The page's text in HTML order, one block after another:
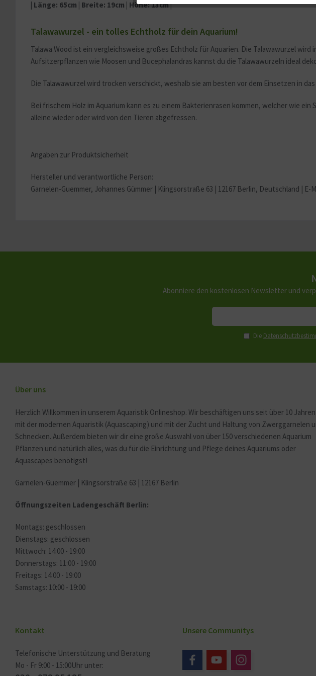
| Länge: 65cm | Breite: 19cm | Höhe: 13cm |
Talawawurzel - ein tolles Echtholz für dein Aquarium!
Talawa Wood ist ein vergleichsweise großes Echtholz für Aquarien. Die Talawawurzel
Aufsitzerpflanzen wie Moosen und Bucephalandras kannst du die Talawawurzeln ideal
Die Talawawurzel wird trocken verschickt, weshalb sie am besten vor dem Einsetzen in
Bei frischem Holz im Aquarium kann es zu einem Bakterienrasen kommen, welcher wie
alleine wieder oder wird von den Tieren abgefressen.
Angaben zur Produktsicherheit
Hersteller und verantwortliche Person:
Garnelen-Guemmer, Johannes Gümmer | Klingsorstraße 63 | 12167 Berlin, Deutschland | E-
Abonniere den kostenlosen Newsletter und
Die
Über uns
Herzlich Willkommen in unserem Aquaristik Onlineshop. Wir beschäftigen uns seit über 10 Jahren
mit der modernen Aquaristik (Aquascaping) und mit der Zucht und Haltung von Zwerggarnelen
Schnecken. Außerdem bieten wir dir eine große Auswahl von über 150 verschiedenen Aquarium
Pflanzen und natürlich alles, was du für die Einrichtung und Pflege deines Aquariums oder
Aquascapes benötigst!
Garnelen-Guemmer | Klingsorstraße 63 | 12167 Berlin
Öffnungszeiten Ladengeschäft Berlin:
Montags: geschlossen
Dienstags: geschlossen
Mittwoch: 14:00 - 19:00
Donnerstags: 11:00 - 19:00
Freitags: 14:00 - 19:00
Samstags: 10:00 - 19:00
Kontakt
Telefonische Unterstützung und Beratung
Mo - Fr 9:00 - 15:00Uhr unter:
Unsere Communitys
Sonstige